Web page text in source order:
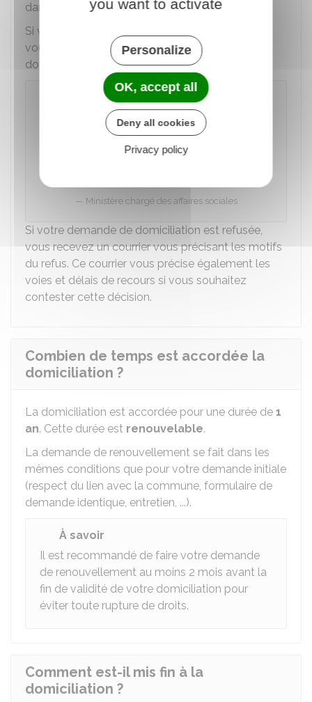
dans un délai de 2 mois.
Si votre demande de domiciliation est acceptée,
vous recevez une attestation d'élection de
domicile :
Attestation d'élection de domicile
(personnes sans domicile stable ou
Ministère chargé des affaires sociales
Si votre demande de domiciliation est refusée,
vous recevez un courrier vous précisant les motifs
du refus. Ce courrier vous précise également les
voies et délais de recours si vous souhaitez
contester cette décision.
Combien de temps est accordée la
domiciliation ?
La domiciliation est accordée pour une durée de 1
an. Cette durée est renouvelable.
La demande de renouvellement se fait dans les
mêmes conditions que pour votre demande initiale
(respect du lien avec la commune, formulaire de
demande identique, entretien, ...).
À savoir
Il est recommandé de faire votre demande
de renouvellement au moins 2 mois avant la
fin de validité de votre domiciliation pour
éviter toute rupture de droits.
Comment est-il mis fin à la
domiciliation ?
you want to activate
Personalize
OK, accept all
Deny all cookies
Privacy policy